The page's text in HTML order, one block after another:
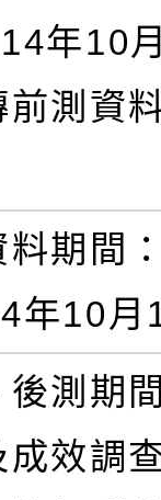
年10
前測資
料期間
年10月
後測期
成效調